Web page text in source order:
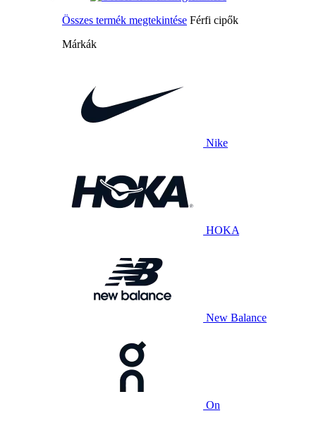
Összes termék megtekintése Férfi cipők
Márkák
Nike
HOKA
New Balance
On